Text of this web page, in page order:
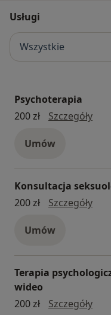
Usługi
Wszystkie
Psychoterapia
200 zł
Szczegóły
Umów
Konsultacja
200 zł
Szczegóły
Umów
Terapia
wideo
200 zł
Szczegóły